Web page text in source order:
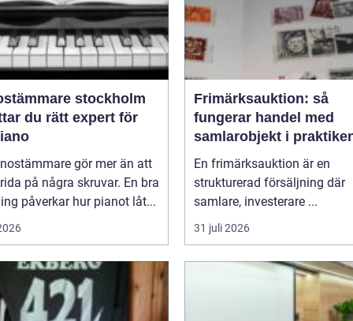
stockholm
du rätt expert för
gör mer än att
på några skruvar. En bra
påverkar hur pianot låt...
Frimärksauktion: så
fungerar handel med
samlarobjekt i
En frimärksauktion är en
strukturerad försäljning där
samlare, investerare ...
31 juli 2026